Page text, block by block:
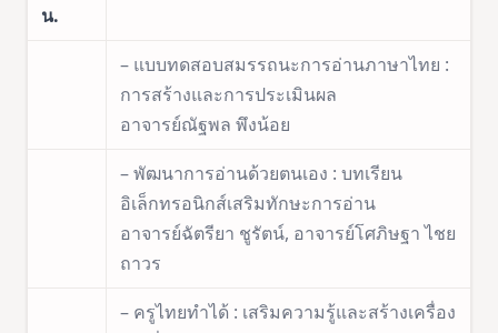
น.
– แบบทดสอบสมรรถนะการอ่านภาษาไทย :
การสร้างและการประเมินผล
อาจารย์ณัฐพล พึงน้อย
– พัฒนาการอ่านด้วยตนเอง : บทเรียน
อิเล็กทรอนิกส์เสริมทักษะการอ่าน
อาจารย์ฉัตรียา ชูรัตน์, อาจารย์โศภิษฐา ไชย
ถาวร
– ครูไทยทำได้ : เสริมความรู้และสร้างเครื่อง